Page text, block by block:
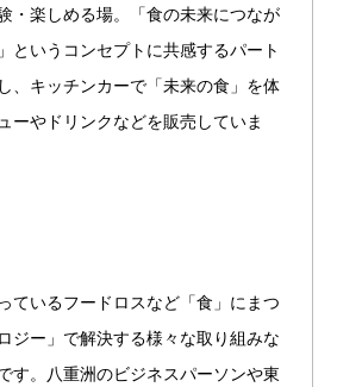
・楽しめる場。「食の未来につなが
というコンセプトに共感するパート
、キッチンカーで「未来の食」を体
ーやドリンクなどを販売していま
ているフードロスなど「食」にまつ
ジー」で解決する様々な取り組みな
す。八重洲のビジネスパーソンや東